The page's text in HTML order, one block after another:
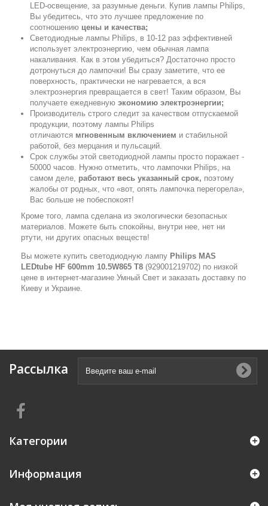
LED-освещение, за разумные деньги. Купив лампы Philips,
Вы убедитесь, что это лучшее предложение по
соотношению цены и качества;
Светодиодные лампы Philips, в 10-12 раз эффективней
использует электроэнергию, чем обычная лампа
накаливания. Как в этом убедиться? Достаточно просто
дотронуться до лампочки! Вы сразу заметите, что ее
поверхность, практически не нагревается, а вся
электроэнергия превращается в свет! Таким образом, Вы
получаете ежедневную экономию электроэнергии;
Производитель строго следит за качеством отпускаемой
продукции, поэтому лампы Philips
отличаются мгновенным включением и стабильной
работой, без мерцания и пульсаций.
Срок службы этой светодиодной лампы просто поражает -
50000 часов. Нужно отметить, что лампочки Philips, на
самом деле, работают весь указанный срок, поэтому
жалобы от родных, что «вот, опять лампочка перегорела»,
Вас больше не побеспокоят!
Кроме того, лампа сделана из экологически безопасных
материалов. Можете быть спокойны, внутри нее, нет ни
ртути, ни других опасных веществ!
Вы можете купить светодиодную лампу Philips MAS
LEDtube HF 600mm 10.5W865 T8 (929001219702) по низкой
цене в интернет-магазине Умный Свет и заказать доставку по
Киеву и Украине.
Рассылка
Категории
Информация